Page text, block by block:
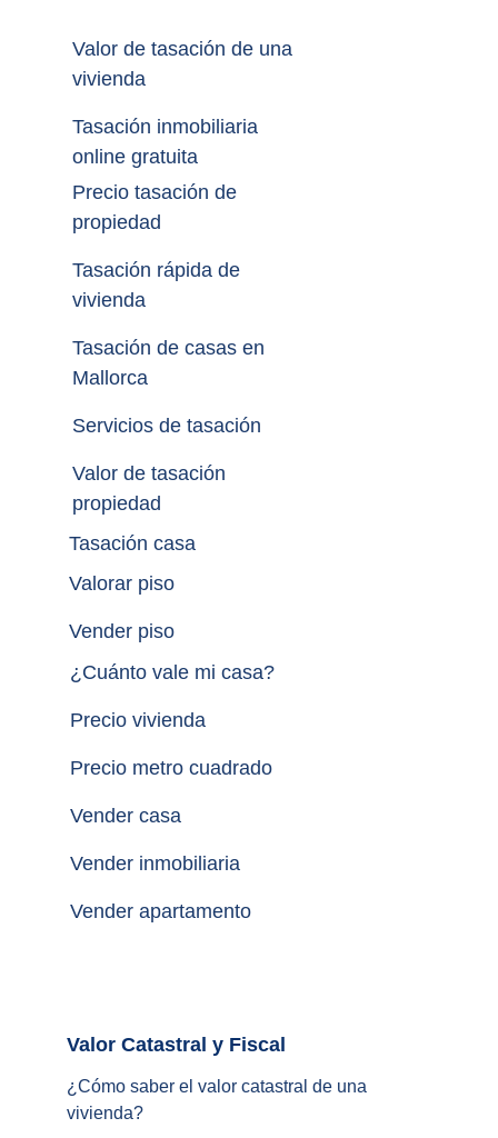
¿ Cómo saber el valor catastral de una
vivienda?
Valor de tasación de una
vivienda
Tasación inmobiliaria
online gratuita
Precio tasación de
propiedad
Tasación rápida de
vivienda
Tasación de casas en
Mallorca
Servicios de tasación
Valor de tasación
propiedad
Tasación casa
Valorar piso
¿Cuánto vale mi casa?
Precio vivienda
Precio metro cuadrado
Vender casa
Vender inmobiliaria
Vender apartamento
Vender piso